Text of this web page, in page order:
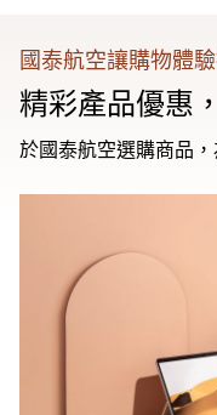
國泰航空讓購物體
精彩產品優惠
於國泰航空選購商品